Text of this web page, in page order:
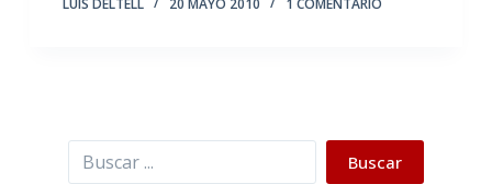
LUIS DELTELL 20 MAYO 2010 1 COMENTARIO
Buscar Buscar